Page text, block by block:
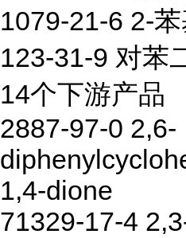
1079-21-6 2-
123-31-9 对苯
14个下游产品
2887-97-0 2,6-
1,4-dione
71329-17-4